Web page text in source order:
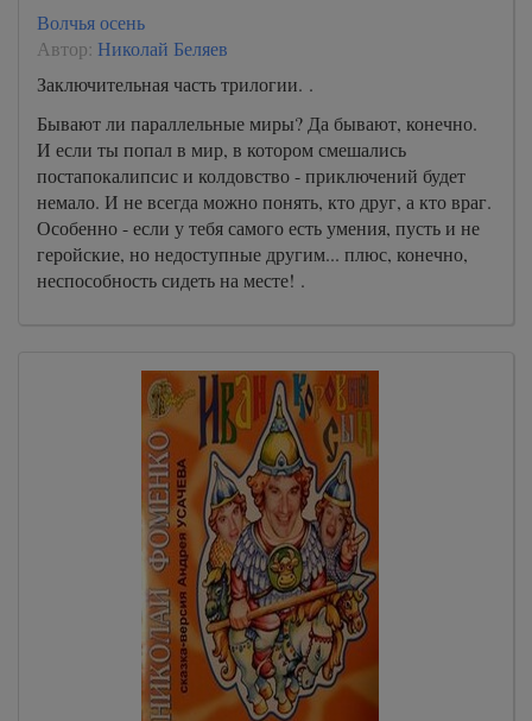
Волчья осень
Автор: Николай Беляев
Заключительная часть трилогии. .
Бывают ли параллельные миры? Да бывают, конечно.
И если ты попал в мир, в котором смешались
постапокалипсис и колдовство - приключений будет
немало. И не всегда можно понять, кто друг, а кто враг.
Особенно - если у тебя самого есть умения, пусть и не
геройские, но недоступные другим... плюс, конечно,
неспособность сидеть на месте! .